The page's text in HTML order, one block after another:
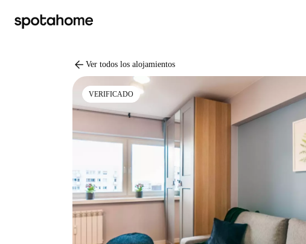
arrow_back Ver todos los alojamientos
VERIFICADO